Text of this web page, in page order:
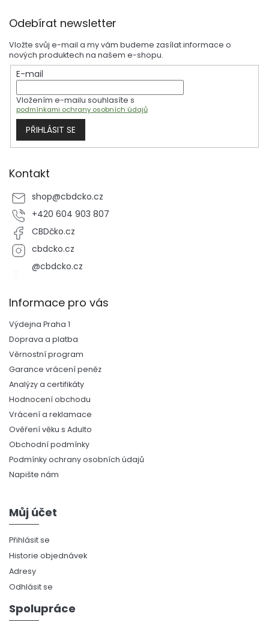
léčebným konopím. Rozhovor s Ivanem Bartošem se věnuje tomu,
proč je legalizace zároveň ochranou nezletilých, zatímco pěstitelé
dostanou praktické rady k péči o rostliny v letních měsících,
mykorhize i nenápadným letním dobrotám z bylinek. Praktickou
využitelnost článků podpoříš výběrem z naší nabídky konopných
olejů a kombinovaných produktů CBD & CBG v kategorii CBG
kanabigerol, kde najdeš oleje i kapsle s vyváženým poměrem obou
Odebírat newsletter
Vložte svůj e-mail a my vám budeme zasílat informace o
nových produktech na našem e-shopu.
E-mail
Vložením e-mailu souhlasíte s
podmínkami ochrany osobních údajů
PŘIHLÁSIT SE
Kontakt
shop@cbdcko.cz
+420 604 903 807
CBDčko.cz
cbdcko.cz
@cbdcko.cz
Informace pro vás
Výdejna Praha 1
Doprava a platba
Věrnostní program
Garance vrácení peněz
Analýzy a certifikáty
Hodnocení obchodu
Vrácení a reklamace
Ověření věku s Adulto
Obchodní podmínky
Podmínky ochrany osobních údajů
Napište nám
Můj účet
Přihlásit se
Historie objednávek
Adresy
Odhlásit se
Spolupráce